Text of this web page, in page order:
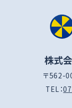
株式
〒562-
TEL：